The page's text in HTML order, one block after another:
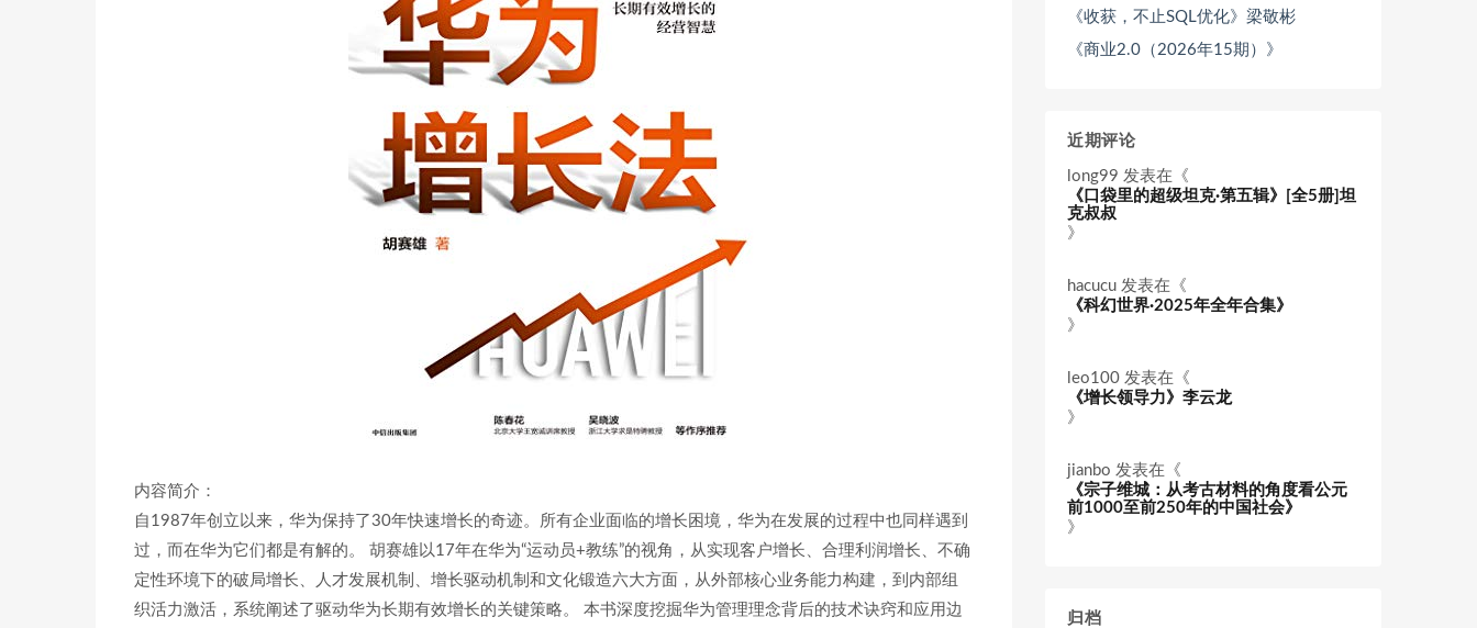
内容简介：
自1987年创立以来，华为保持了30年快速增长的奇迹。所有企业面临的增长困境，华为在发展的过程中也同样遇到
过，而在华为它们都是有解的。 胡赛雄以17年在华为“运动员+教练”的视角，从实现客户增长、合理利润增长、不确
定性环境下的破局增长、人才发展机制、增长驱动机制和文化锻造六大方面，从外部核心业务能力构建，到内部组
织活力激活，系统阐述了驱动华为长期有效增长的关键策略。 本书深度挖掘华为管理理念背后的技术诀窍和应用边
《收获，不止SQL优化》梁敬彬
《商业2.0（2026年15期）》
近期评论
long99 发表在《
《口袋里的超级坦克·第五辑》[全5册]坦
克叔叔
》
hacucu 发表在《
《科幻世界·2025年全年合集》
》
leo100 发表在《
《增长领导力》李云龙
》
jianbo 发表在《
《宗子维城：从考古材料的角度看公元
前1000至前250年的中国社会》
》
归档